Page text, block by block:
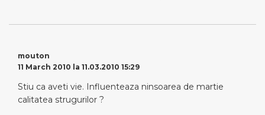
mouton
11 March 2010 la 11.03.2010 15:29
Stiu ca aveti vie. Influenteaza ninsoarea de martie
calitatea strugurilor ?